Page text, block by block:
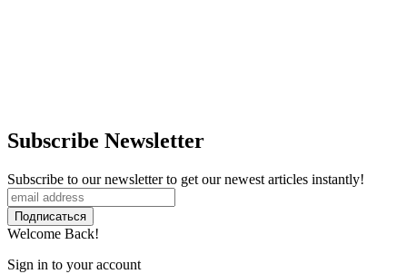
Subscribe Newsletter
Subscribe to our newsletter to get our newest articles instantly!
Welcome Back!
Sign in to your account